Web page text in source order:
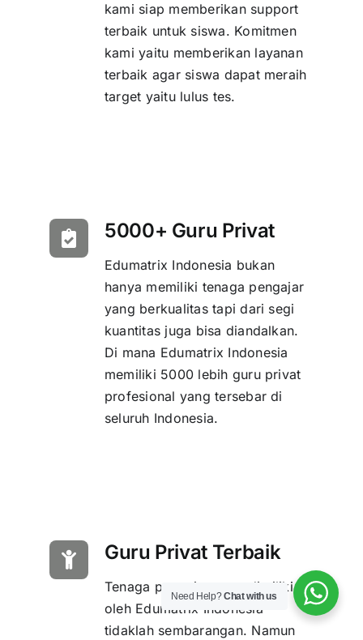
kami siap memberikan support
terbaik untuk siswa. Komitmen
kami yaitu memberikan layanan
terbaik agar siswa dapat meraih
target yaitu lulus tes.
5000+ Guru Privat
Edumatrix Indonesia bukan
hanya memiliki tenaga pengajar
yang berkualitas tapi dari segi
kuantitas juga bisa diandalkan.
Di mana Edumatrix Indonesia
memiliki 5000 lebih guru privat
profesional yang tersebar di
seluruh Indonesia.
Guru Privat Terbaik
Tenaga pengajar yang dimiliki
oleh Edumatrix Indonesia
tidaklah sembarangan. Namun
Need Help?Chat with us